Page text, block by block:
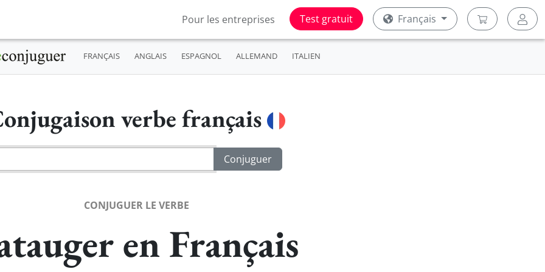
Pour les entreprises Test gratuit Français
FRANÇAIS ANGLAIS ESPAGNOL ALLEMAND ITALIEN
verbe français
CONJUGUER LE VERBE
en Français